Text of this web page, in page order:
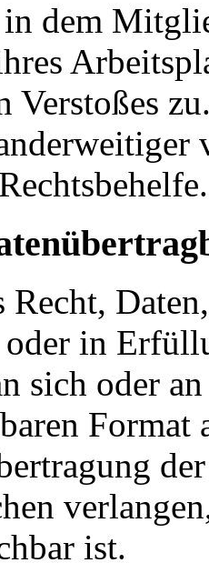
in dem
Verstoßes
Recht,
in
sich oder
Format
ist.